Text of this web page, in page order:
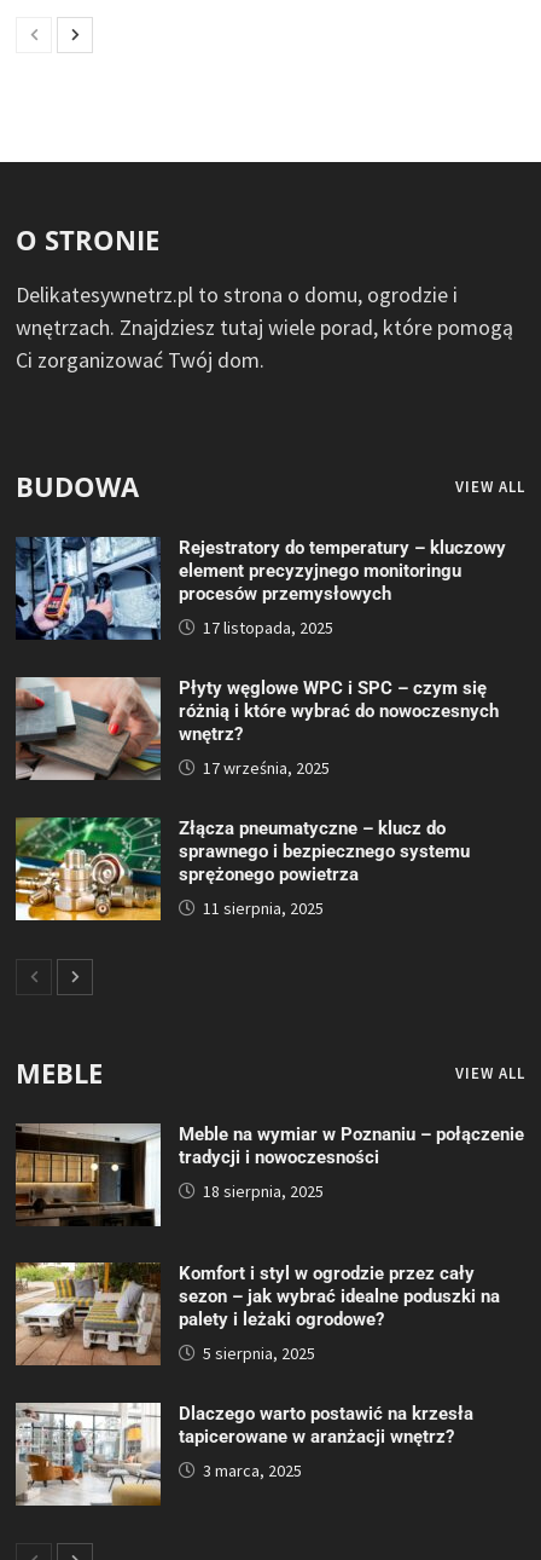
O STRONIE
Delikatesywnetrz.pl to strona o domu, ogrodzie i
wnętrzach. Znajdziesz tutaj wiele porad, które pomogą
Ci zorganizować Twój dom.
BUDOWA VIEW ALL
Rejestratory do temperatury – kluczowy
element precyzyjnego monitoringu
procesów przemysłowych
17 listopada, 2025
Płyty węglowe WPC i SPC – czym się
różnią i które wybrać do nowoczesnych
wnętrz?
17 września, 2025
Złącza pneumatyczne – klucz do
sprawnego i bezpiecznego systemu
sprężonego powietrza
11 sierpnia, 2025
MEBLE VIEW ALL
Meble na wymiar w Poznaniu – połączenie
tradycji i nowoczesności
18 sierpnia, 2025
Komfort i styl w ogrodzie przez cały
sezon – jak wybrać idealne poduszki na
palety i leżaki ogrodowe?
5 sierpnia, 2025
Dlaczego warto postawić na krzesła
tapicerowane w aranżacji wnętrz?
3 marca, 2025